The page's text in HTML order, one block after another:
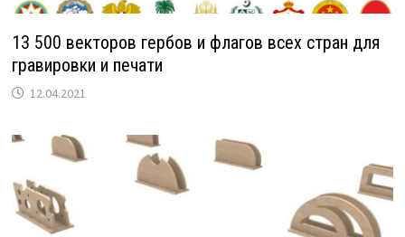
13 500 векторов гербов и флагов всех стран для
гравировки и печати
12.04.2021